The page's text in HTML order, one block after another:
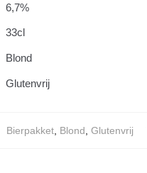
6,7%
33cl
Blond
Glutenvrij
Bierpakket, Blond Glutenvrij